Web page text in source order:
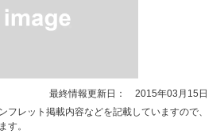
最終情報更新日： 2015年03月15日
レット掲載内容などを記載していますので、
す。